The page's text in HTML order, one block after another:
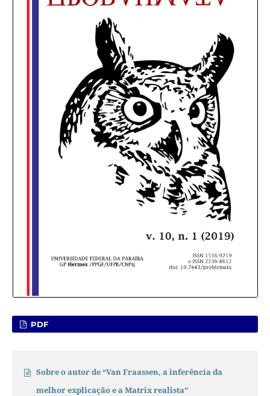
PDF
Sobre o autor de “Van Fraassen, a inferência da
melhor explicação e a Matrix realista”